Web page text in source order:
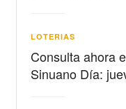
LOTERIAS
Consulta ahora
Sinuano Día: